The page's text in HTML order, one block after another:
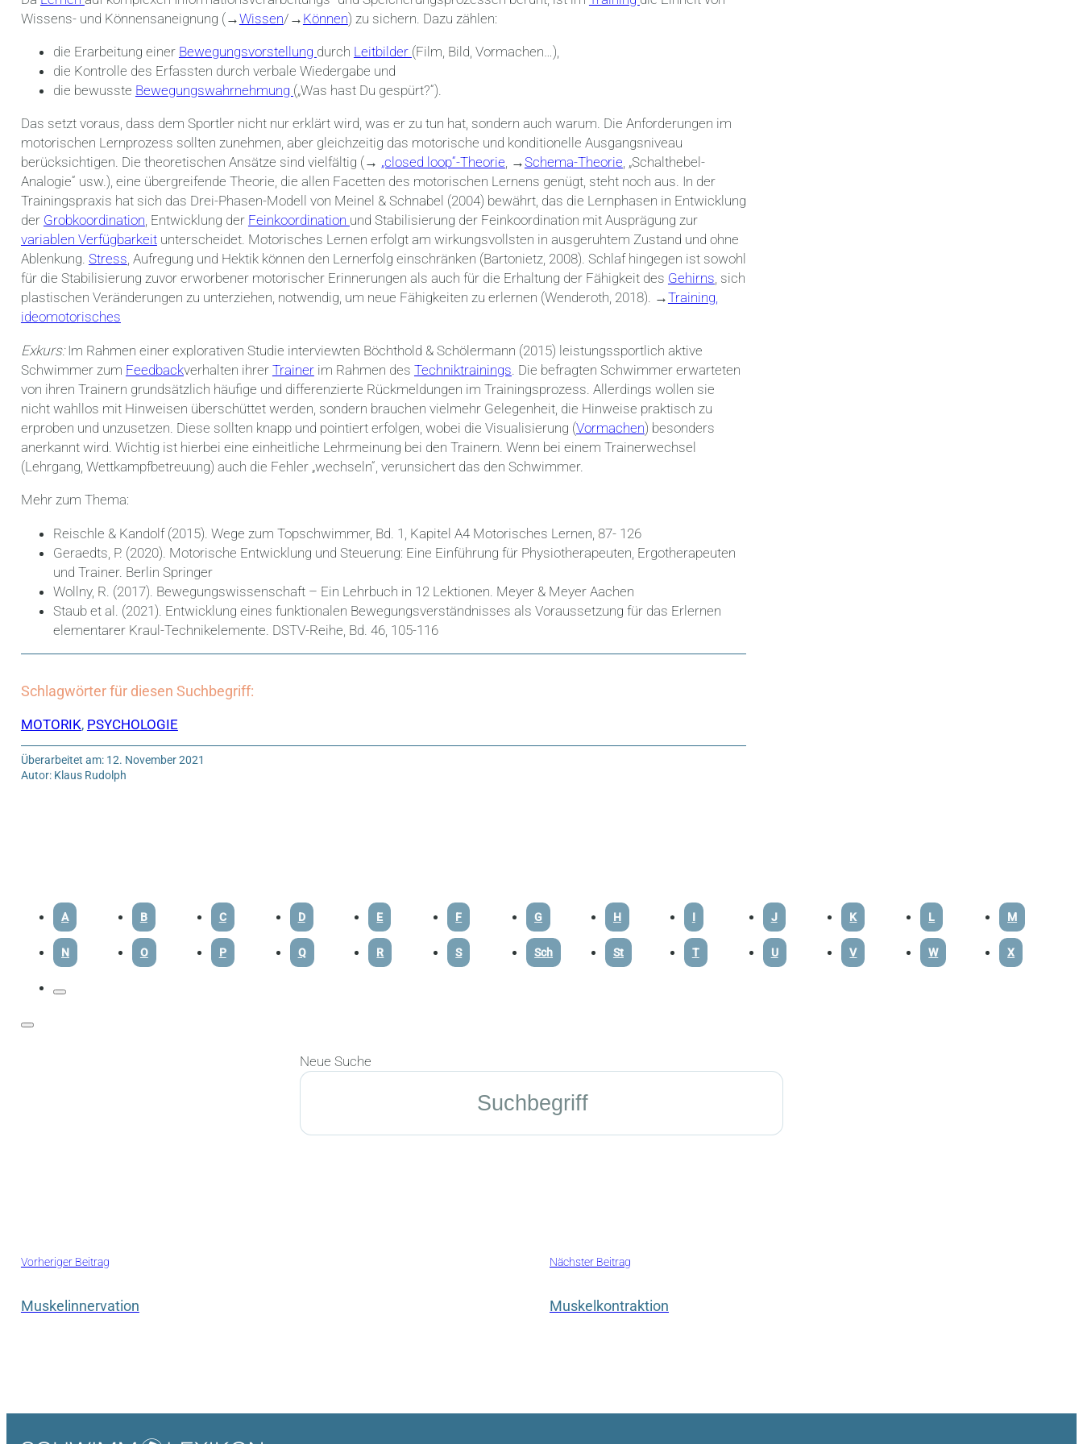
Wissens- und Könnensaneignung (→Wissen/→ Können) zu sichern. Dazu zählen:
die Erarbeitung einer Bewegungsvorstellung durch Leitbilder (Film, Bild, Vormachen…),
die Kontrolle des Erfassten durch verbale Wiedergabe und
die bewusste Bewegungswahrnehmung („Was hast Du gespürt?“).
Das setzt voraus, dass dem Sportler nicht nur erklärt wird, was er zu tun hat, sondern auch warum. Die Anforderungen im
motorischen Lernprozess sollten zunehmen, aber gleichzeitig das motorische und konditionelle Ausgangsniveau
berücksichtigen. Die theoretischen Ansätze sind vielfältig (→ „closed loop“-Theorie, →Schema-Theorie, „Schalthebel-
Analogie“ usw.), eine übergreifende Theorie, die allen Facetten des motorischen Lernens genügt, steht noch aus. In der
Trainingspraxis hat sich das Drei-Phasen-Modell von Meinel & Schnabel (2004) bewährt, das die Lernphasen in Entwicklung
der Grobkoordination, Entwicklung der Feinkoordination und Stabilisierung der Feinkoordination mit Ausprägung zur
variablen Verfügbarkeitunterscheidet. Motorisches Lernen erfolgt am wirkungsvollsten in ausgeruhtem Zustand und ohne
Ablenkung. Stress, Aufregung und Hektik können den Lernerfolg einschränken (Bartonietz, 2008). Schlaf hingegen ist sowohl
für die Stabilisierung zuvor erworbener motorischer Erinnerungen als auch für die Erhaltung der Fähigkeit des Gehirns, sich
plastischen Veränderungen zu unterziehen, notwendig, um neue Fähigkeiten zu erlernen (Wenderoth, 2018). →Training,
ideomotorisches
Exkurs: Im Rahmen einer explorativen Studie interviewten Böchthold & Schölermann (2015) leistungssportlich aktive
Schwimmer zum Feedbackverhalten ihrer Trainerim Rahmen des Techniktrainings . Die befragten Schwimmer erwarteten
von ihren Trainern grundsätzlich häufige und differenzierte Rückmeldungen im Trainingsprozess. Allerdings wollen sie
nicht wahllos mit Hinweisen überschüttet werden, sondern brauchen vielmehr Gelegenheit, die Hinweise praktisch zu
erproben und unzusetzen. Diese sollten knapp und pointiert erfolgen, wobei die Visualisierung (Vormachen) besonders
anerkannt wird. Wichtig ist hierbei eine einheitliche Lehrmeinung bei den Trainern. Wenn bei einem Trainerwechsel
(Lehrgang, Wettkampfbetreuung) auch die Fehler „wechseln“, verunsichert das den Schwimmer.
Mehr zum Thema:
Reischle & Kandolf (2015). Wege zum Topschwimmer, Bd. 1, Kapitel A4 Motorisches Lernen, 87- 126
Geraedts, P. (2020). Motorische Entwicklung und Steuerung: Eine Einführung für Physiotherapeuten, Ergotherapeuten
und Trainer. Berlin Springer
Wollny, R. (2017). Bewegungswissenschaft – Ein Lehrbuch in 12 Lektionen. Meyer & Meyer Aachen
Staub et al. (2021). Entwicklung eines funktionalen Bewegungsverständnisses als Voraussetzung für das Erlernen
elementarer Kraul-Technikelemente. DSTV-Reihe, Bd. 46, 105-116
Schlagwörter für diesen Suchbegriff:
MOTORIK, PSYCHOLOGIE
Überarbeitet am: 12. November 2021
Autor: Klaus Rudolph
A B C D E F G H I J K L M
N O P Q R S Sch St T U V W X
Neue Suche
Suchen
Vorheriger Beitrag
Muskelinnervation
Nächster Beitrag
Muskelkontraktion